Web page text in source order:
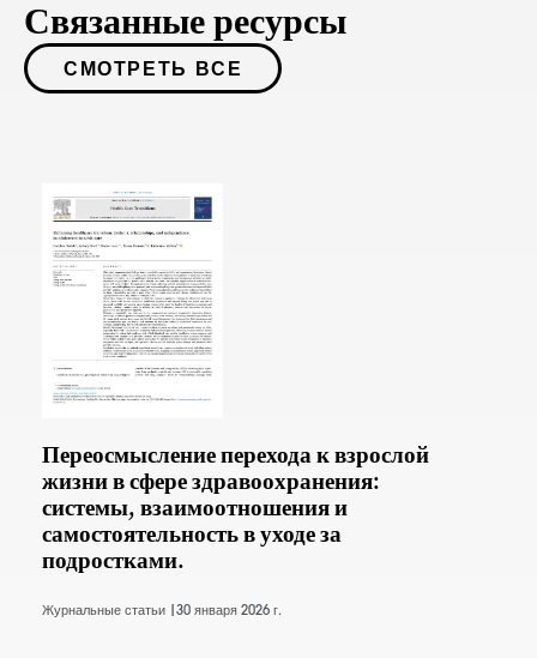
Связанные ресурсы
СМОТРЕТЬ ВСЕ
Переосмысление перехода к взрослой
жизни в сфере здравоохранения:
системы, взаимоотношения и
самостоятельность в уходе за
подростками.
Журнальные статьи | 30 января 2026 г.